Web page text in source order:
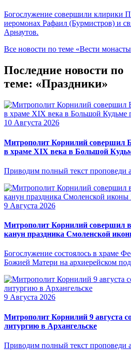
Богослужение совершили клирики
иеромонах Рафаил (Бурмистров) и
Арнаутов.
Все новости по теме «Вести
Последние новости по
теме: «Праздники»
10 Августа 2026
Митрополит Корнилий совершил
в храме XIX века в Большой
Приводим полный текст проповеди
9 Августа 2026
Митрополит Корнилий совершил
канун праздника Смоленской
Богослужение состоялось в храме
Божией Матери на архиерейском
9 Августа 2026
Митрополит Корнилий 9 августа
литургию в Архангельске
Приводим полный текст проповеди